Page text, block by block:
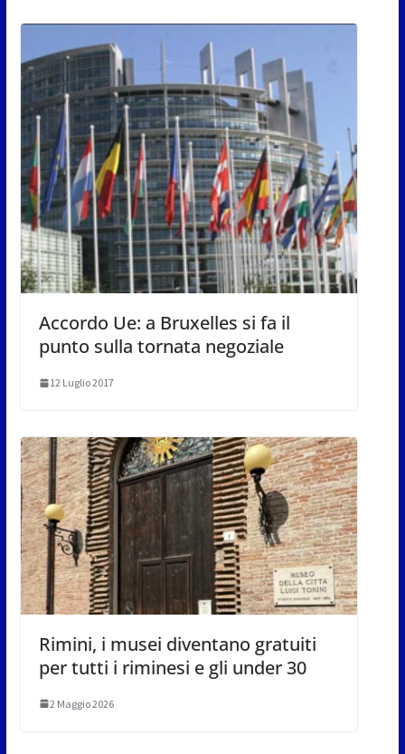
Accordo Ue: a Bruxelles si fa il
punto sulla tornata negoziale
12 Luglio 2017
Rimini, i musei diventano gratuiti
per tutti i riminesi e gli under 30
2 Maggio 2026